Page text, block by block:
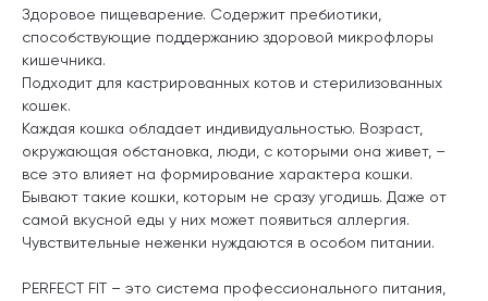
Здоровое пищеварение. Содержит пребиотики,
способствующие поддержанию здоровой микрофлоры
кишечника.
Подходит для кастрированных котов и стерилизованных
кошек.
Каждая кошка обладает индивидуальностью. Возраст,
окружающая обстановка, люди, с которыми она живет, –
все это влияет на формирование характера кошки.
Бывают такие кошки, которым не сразу угодишь. Даже от
самой вкусной еды у них может появиться аллергия.
Чувствительные неженки нуждаются в особом питании.
PERFECT FIT – это система профессионального питания,